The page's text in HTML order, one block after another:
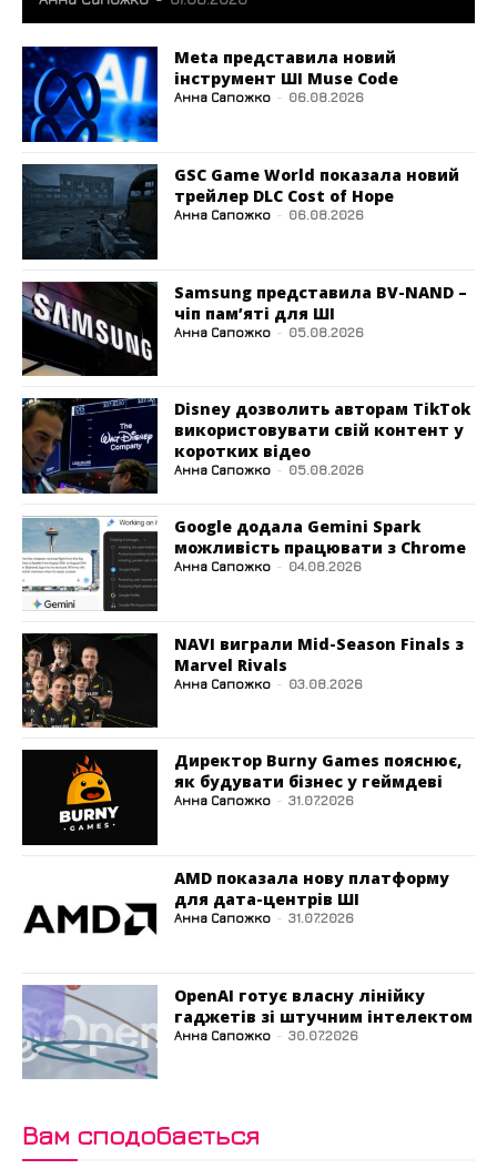
Meta представила новий
інструмент ШІ Muse Code
Анна Сапожко - 06.08.2026
GSC Game World показала новий
трейлер DLC Cost of Hope
Анна Сапожко - 06.08.2026
Samsung представила BV-NAND –
чіп пам’яті для ШІ
Анна Сапожко - 05.08.2026
Disney дозволить авторам TikTok
використовувати свій контент у
коротких відео
Анна Сапожко - 05.08.2026
Google додала Gemini Spark
можливість працювати з Chrome
Анна Сапожко - 04.08.2026
NAVI виграли Mid-Season Finals з
Marvel Rivals
Анна Сапожко - 03.08.2026
Директор Burny Games пояснює,
як будувати бізнес у геймдеві
Анна Сапожко - 31.07.2026
AMD показала нову платформу
для дата-центрів ШІ
Анна Сапожко - 31.07.2026
OpenAI готує власну лінійку
гаджетів зі штучним інтелектом
Анна Сапожко - 30.07.2026
Вам сподобається